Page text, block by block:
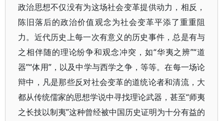
政治思想不仅没有为这场社会变革提供动力，相反，
陈旧落后的政治价值观念为社会变革平添了重重阻
力。近代历史上每一次有意义的历史事件，总是有与
之相伴随的理论纷争和观念冲突，如“华夷之辨”“道
器”“体用”，以及中学与西学之争，等等。在每一场论
辩中，凡是那些反对社会变革的道统论者和清流，大
都从传统儒家的思想学说中寻找理论武器，甚至“师夷
之长技以制夷”这种曾经被中国历史证明为十分有益的